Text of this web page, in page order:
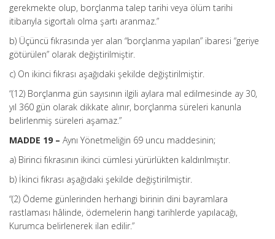
gerekmekte olup, borçlanma talep tarihi veya ölüm tarihi
itibarıyla sigortalı olma şartı aranmaz.”
b) Üçüncü fıkrasında yer alan “borçlanma yapılan” ibaresi “geriye
götürülen” olarak değiştirilmiştir.
c) On ikinci fıkrası aşağıdaki şekilde değiştirilmiştir.
“(12) Borçlanma gün sayısının ilgili aylara mal edilmesinde ay 30,
yıl 360 gün olarak dikkate alınır, borçlanma süreleri kanunla
belirlenmiş süreleri aşamaz.”
MADDE 19 – Aynı Yönetmeliğin 69 uncu maddesinin;
a) Birinci fıkrasının ikinci cümlesi yürürlükten kaldırılmıştır.
b) İkinci fıkrası aşağıdaki şekilde değiştirilmiştir.
“(2) Ödeme günlerinden herhangi birinin dini bayramlara
rastlaması hâlinde, ödemelerin hangi tarihlerde yapılacağı,
Kurumca belirlenerek ilan edilir.”